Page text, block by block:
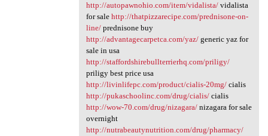
http://autopawnohio.com/item/vidalista/vidalista
for sale http://thatpizzarecipe.com/prednisone-on-
line/prednisone buy
http://advantagecarpetca.com/yaz/generic yaz for
sale in usa
http://staffordshirebullterrierhq.com/priligy/
priligy best price usa
http://livinlifepc.com/product/cialis-20mg/cialis
http://pukaschoolinc.com/drug/cialis/cialis
http://wow-70.com/drug/nizagara/nizagara for sale
overnight
http://nutrabeautynutrition.com/drug/pharmacy/